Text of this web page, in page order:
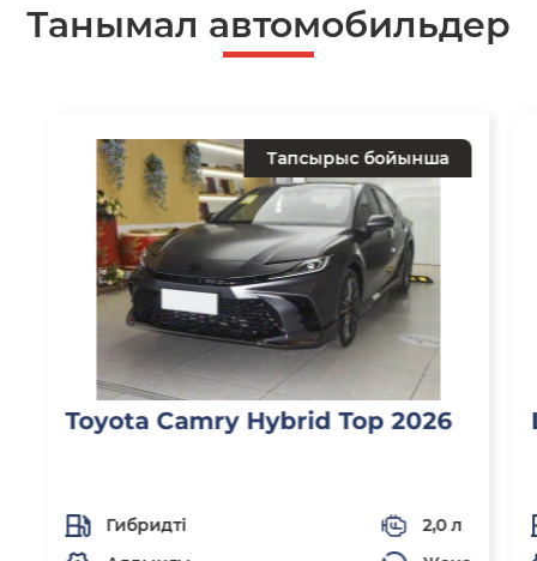
Танымал автомобильдер
Тапсырыс бойынша
Toyota Camry Hybrid Top 2026
Гибридті
2,0 л